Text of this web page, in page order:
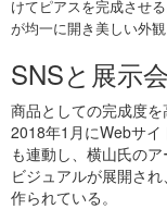
けてピアスを完成させ
が均一に開き美しい外
SNSと展示
商品としての完成度を
2018年1月にWebサイ
も連動し、横山氏の
ビジュアルが展開さ
作られている。